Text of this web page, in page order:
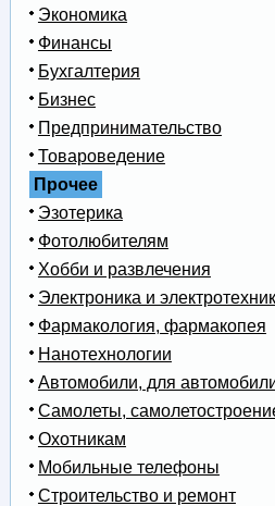
Экономика
Финансы
Бухгалтерия
Бизнес
Предпринимательство
Товароведение
Прочее
Эзотерика
Фотолюбителям
Хобби и развлечения
Электроника и
Фармакология, фармакопея
Нанотехнологии
Автомобили, для
Самолеты,
Охотникам
Мобильные телефоны
Строительство и ремонт